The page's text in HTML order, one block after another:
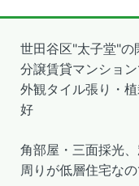
世田谷区"太子堂"
分譲賃貸マンショ
外観タイル張り・
好
角部屋・三面採光
周りが低層住宅な